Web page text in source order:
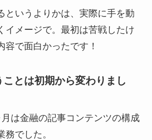
というよりかは、実際に手を動
イメージで。最初は苦戦したけ
容で面白かったです！
とは初期から変わりまし
は金融の記事コンテンツの構成
でした。